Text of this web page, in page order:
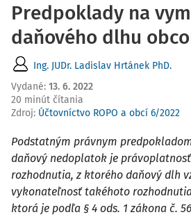
Predpoklady na
daňového dlhu
Ing. JUDr. Ladislav Hrtánek PhD.
Vydané: 13. 6. 2022
20 minút čítania
Zdroj: Účtovníctvo ROPO a obcí 6/2022
Podstatným právnym
daňový nedoplatok je
rozhodnutia, z ktorého daňový dlh
vykonateľnosť takéhoto
ktorá je podľa § 4 ods. 1 zákona č.